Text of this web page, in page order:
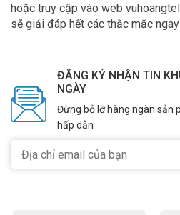
hoặc truy cập vào web
sẽ giải đáp hết các thắc mắc
ĐĂNG KÝ NHẬN TIN
NGÀY
Đừng bỏ lỡ hàng ngàn sản
hấp dẫn